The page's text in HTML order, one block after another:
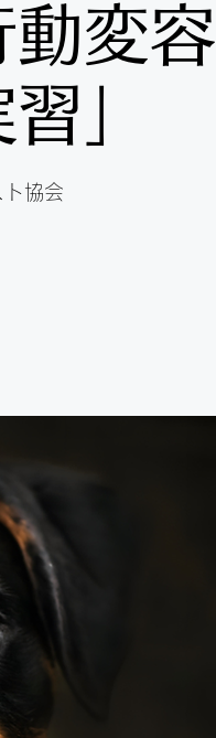
変容
」
協会